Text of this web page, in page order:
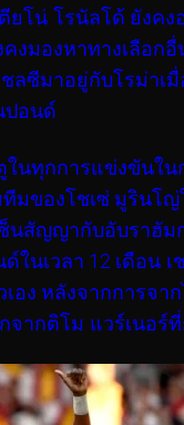
ยโน่ โรนัลโด้ ยังคง
คงมองหาทางเลือก
ลซีมาอยู่กับโรม่าเ
ปอนด์
ในทุกการแข่งขันใน
มของโชเซ่ มูรินโ
ซ็นสัญญากับอับราฮัม
ในเวลา 12 เดือน เ
อง หลังจากการจา
จากติโม แวร์เนอร์